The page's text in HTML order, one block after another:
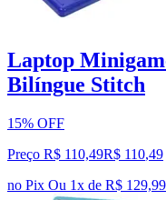
Laptop
Bilíngue Stitch
15% OFF
Preço R$ 110,49R$ 110,49
no Pix Ou 1x de R$